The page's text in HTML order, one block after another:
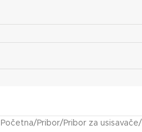
Početna/ Pribor/ Pribor za usisavače/